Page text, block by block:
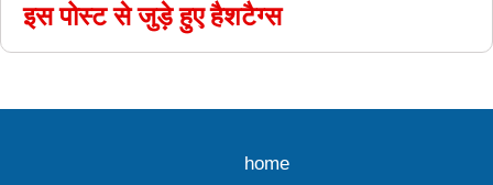
इस पोस्ट से जुड़े हुए हैशटैग्स
home